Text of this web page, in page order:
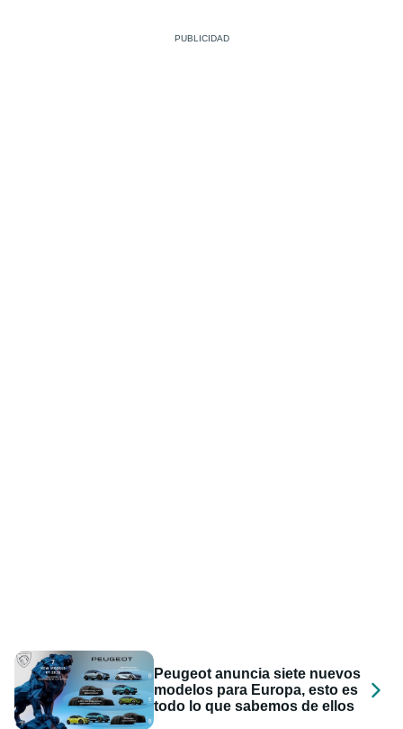
Peugeot anuncia siete nuevos
modelos para Europa, esto es
todo lo que sabemos de ellos